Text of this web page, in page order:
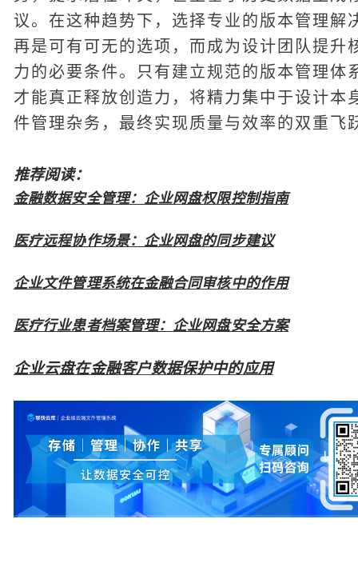
议。在这种趋势下，选择专业的版本管理解
再是可有可无的选项，而成为设计团队提升
力的必要条件。只有建立规范的版本管理体
才能真正释放创造力，将精力集中于设计本
件管理杂务，最终实现质量与效率的双重飞
推荐阅读：
金融数据安全管理：企业网盘权限控制指南
医疗远程协作场景：企业网盘的同步建议
企业文件管理系统在金融合同审核中的作用
医疗行业患者档案管理：企业网盘安全方案
企业云盘在金融客户数据保护中的应用